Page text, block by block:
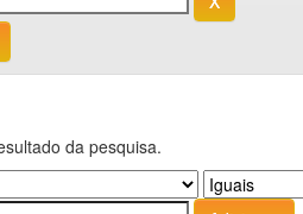
da pesquisa.